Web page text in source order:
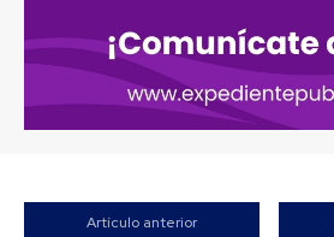
Artículo anterior